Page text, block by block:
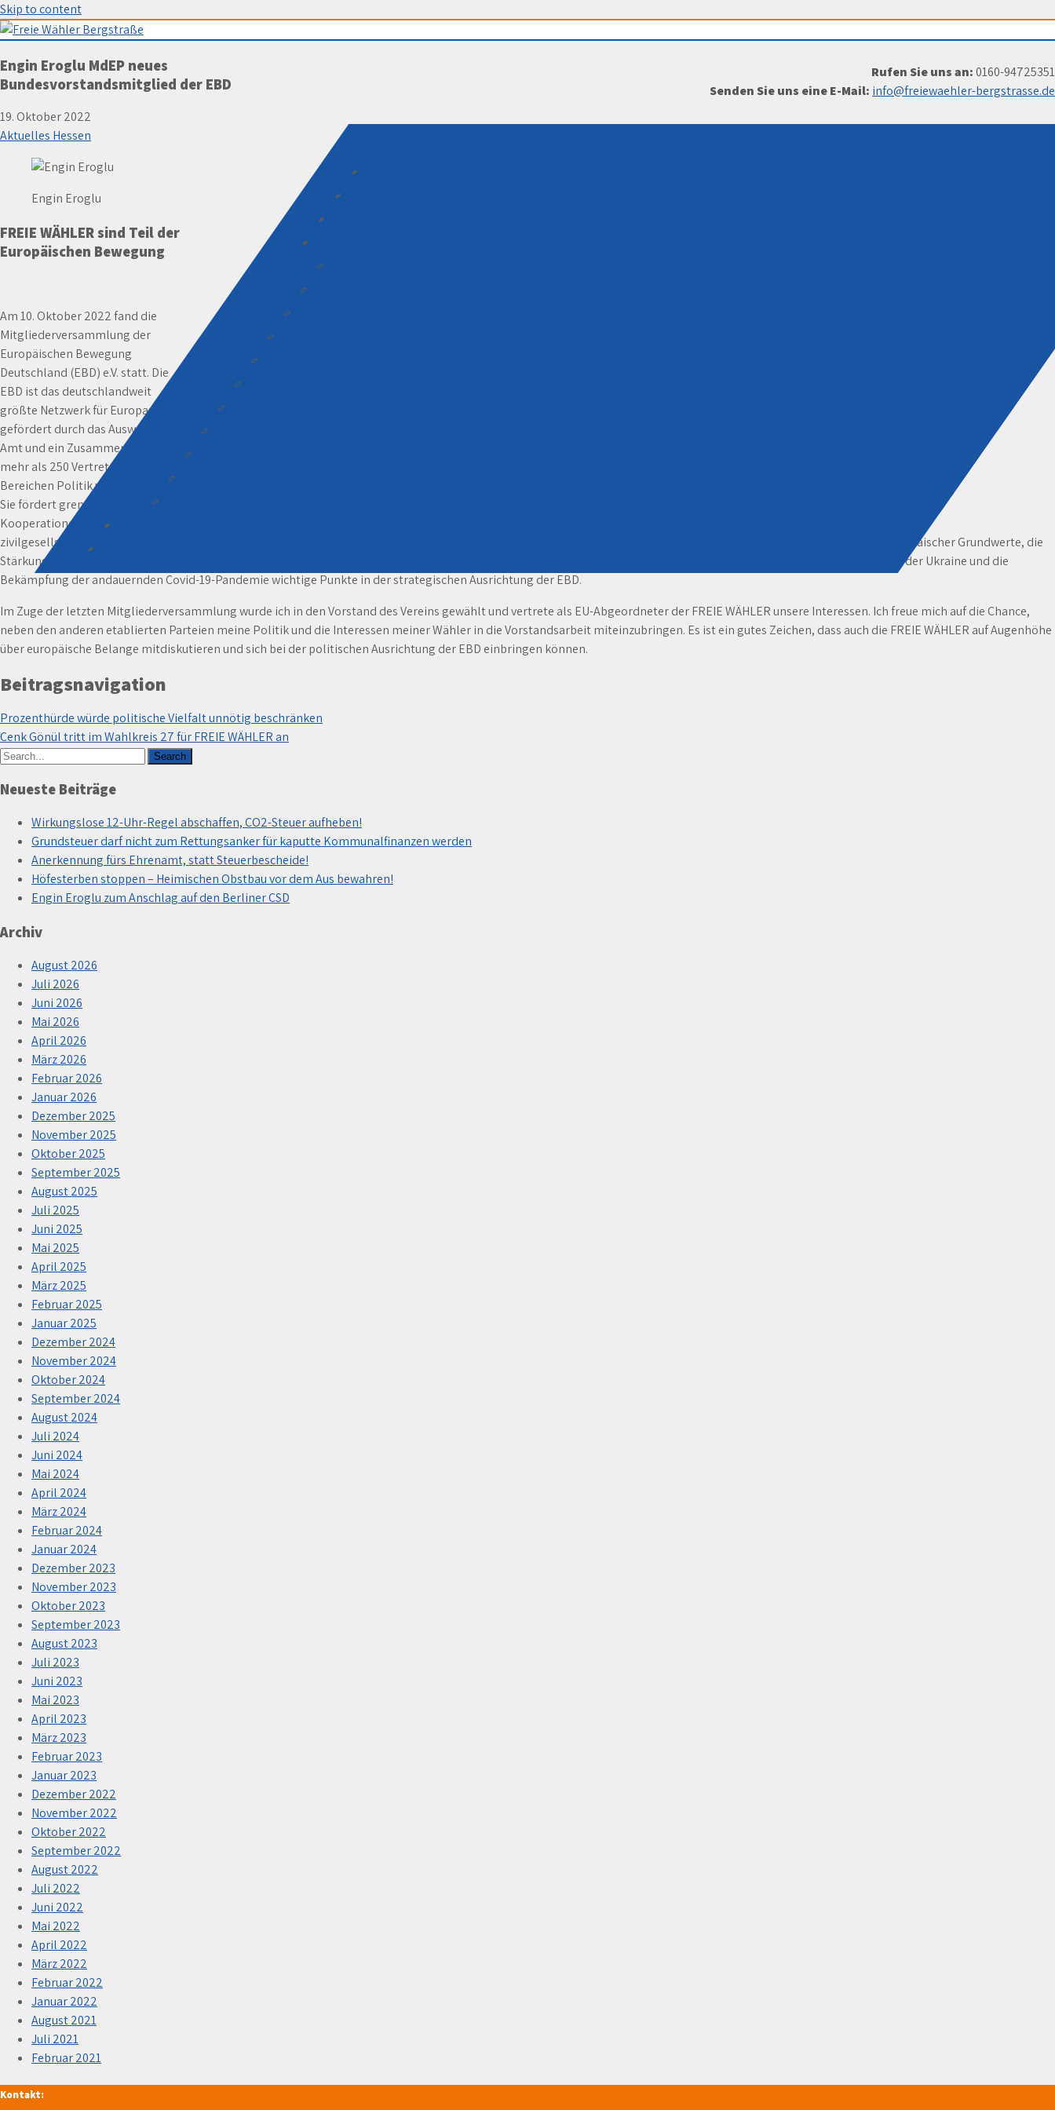
Skip to content
Freie Wähler Bergstraße Rufen Sie uns an:0160-94725351
Senden Sie uns eine E-Mail: info@freiewaehler-bergstrasse.de
Engin Eroglu MdEP neues
Bundesvorstandsmitglied der EBD
19. Oktober 2022
Aktuelles Hessen
Engin Eroglu
FREIE WÄHLER sind Teil der
Europäischen Bewegung
Am 10. Oktober 2022 fand die
Mitgliederversammlung der
Europäischen Bewegung
Deutschland (EBD) e.V. statt. Die
EBD ist das deutschlandweit
größte Netzwerk für Europapolitik,
gefördert durch das Auswertige
Amt und ein Zusammenschluss von
mehr als 250 Vertretern aus den
Bereichen Politik und Wirtschaft.
Sie fördert grenzüberschreitende
Kooperationen unter
zivilgesellschaftlichen Akteuren und definiert jährlich die eigene politische Ausrichtung. Für den aktuellen Zeitraum 2022/23 stehen wichtige Themen wie die Achtung europäischer Grundwerte, die
Stärkung der pluralistischen Demokratie sowie eine Reform des Gemeinsamen europäischen Asylsystems im Vordergrund. Aktuell sind auch der russische Angriffskrieg in der Ukraine und die
Bekämpfung der andauernden Covid-19-Pandemie wichtige Punkte in der strategischen Ausrichtung der EBD.
Im Zuge der letzten Mitgliederversammlung wurde ich in den Vorstand des Vereins gewählt und vertrete als EU-Abgeordneter der FREIE WÄHLER unsere Interessen. Ich freue mich auf die Chance,
neben den anderen etablierten Parteien meine Politik und die Interessen meiner Wähler in die Vorstandsarbeit miteinzubringen. Es ist ein gutes Zeichen, dass auch die FREIE WÄHLER auf Augenhöhe
über europäische Belange mitdiskutieren und sich bei der politischen Ausrichtung der EBD einbringen können.
Beitragsnavigation
Prozenthürde würde politische Vielfalt unnötig beschränken
Cenk Gönül tritt im Wahlkreis 27 für FREIE WÄHLER an
Neueste Beiträge
Wirkungslose 12-Uhr-Regel abschaffen, CO2-Steuer aufheben!
Grundsteuer darf nicht zum Rettungsanker für kaputte Kommunalfinanzen werden
Anerkennung fürs Ehrenamt, statt Steuerbescheide!
Höfesterben stoppen – Heimischen Obstbau vor dem Aus bewahren!
Engin Eroglu zum Anschlag auf den Berliner CSD
Archiv
August 2026
Juli 2026
Juni 2026
Mai 2026
April 2026
März 2026
Februar 2026
Januar 2026
Dezember 2025
November 2025
Oktober 2025
September 2025
August 2025
Juli 2025
Juni 2025
Mai 2025
April 2025
März 2025
Februar 2025
Januar 2025
Dezember 2024
November 2024
Oktober 2024
September 2024
August 2024
Juli 2024
Juni 2024
Mai 2024
April 2024
März 2024
Februar 2024
Januar 2024
Dezember 2023
November 2023
Oktober 2023
September 2023
August 2023
Juli 2023
Juni 2023
Mai 2023
April 2023
März 2023
Februar 2023
Januar 2023
Dezember 2022
November 2022
Oktober 2022
September 2022
August 2022
Juli 2022
Juni 2022
Mai 2022
April 2022
März 2022
Februar 2022
Januar 2022
August 2021
Juli 2021
Februar 2021
Kontakt: